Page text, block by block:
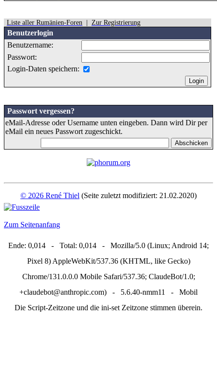
Liste aller Rumänien-Foren Zur Registrierung
Benutzerlogin
Benutzername:
Passwort:
Login-Daten speichern:
Passwort vergessen?
eMail-Adresse oder Username unten eingeben. Dann wird Dir per
eMail ein neues Passwort zugeschickt.
© 2026 René Thiel (Seite zuletzt modifiziert: 21.02.2020)
Zum Seitenanfang
Ende: 0,014 - Total: 0,014 - Mozilla/5.0 (Linux; Android 14;
Pixel 8) AppleWebKit/537.36 (KHTML, like Gecko)
Chrome/131.0.0.0 Mobile Safari/537.36; ClaudeBot/1.0;
+claudebot@anthropic.com) - 5.6.40-nmm11 - Mobil
Die Script-Zeitzone und die ini-set Zeitzone stimmen überein.